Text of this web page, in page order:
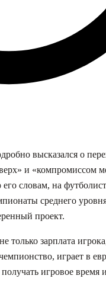
высказался о
и «компромиссом
словам, на
среднего
проект.
зарплата
играет в
игровое время